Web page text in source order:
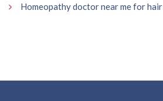
Homeopathy doctor near me for hair